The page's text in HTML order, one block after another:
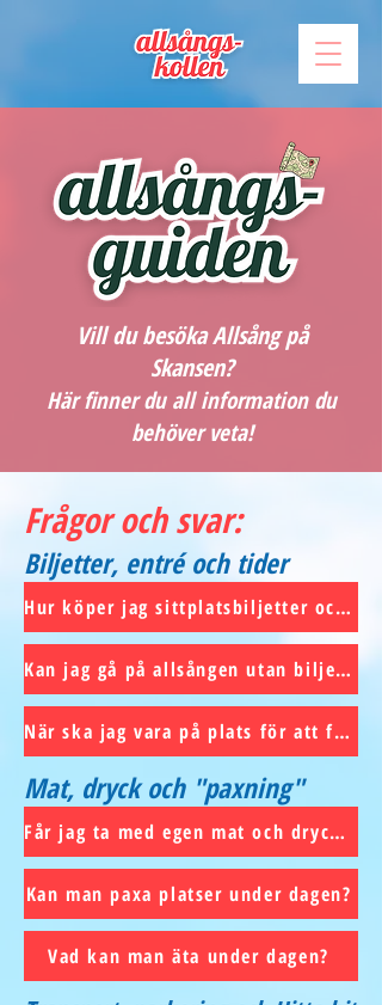
Vill du besöka Allsång på
Skansen?
Här finner du all information du
behöver veta!
Frågor och svar:
Biljetter, entré och tider
Hur köper jag sittplatsbiljetter och vad kostar det?
Kan jag gå på allsången utan biljett?
När ska jag vara på plats för att få de bästa ståplatserna?
Mat, dryck och "paxning"
Får jag ta med egen mat och dryck till allsången?
Kan man paxa platser under dagen?
Vad kan man äta under dagen?